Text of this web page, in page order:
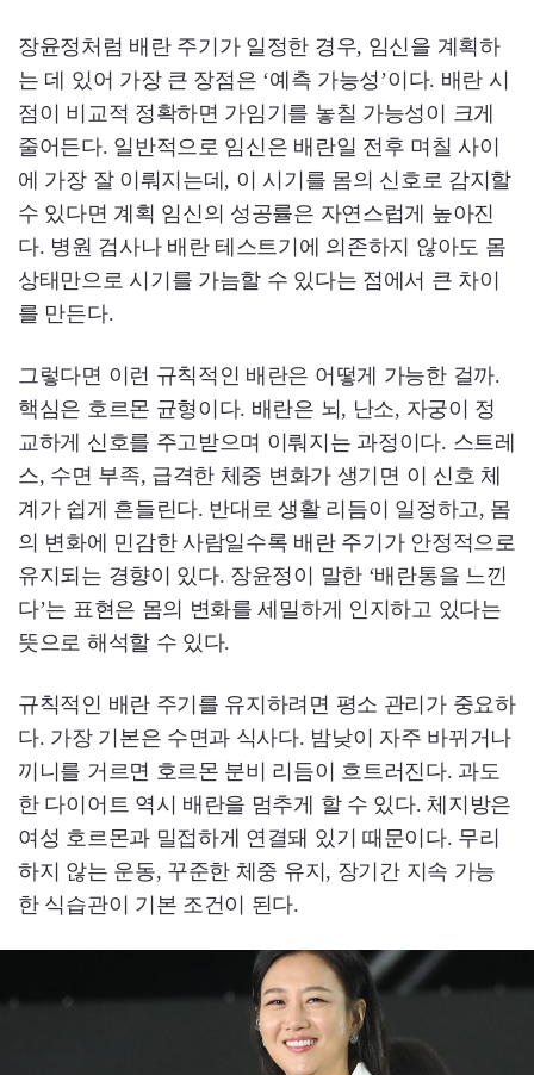
장윤정처럼 배란 주기가 일정한 경우, 임신을 계획하
는 데 있어 가장 큰 장점은 ‘예측 가능성’이다. 배란 시
점이 비교적 정확하면 가임기를 놓칠 가능성이 크게
줄어든다. 일반적으로 임신은 배란일 전후 며칠 사이
에 가장 잘 이뤄지는데, 이 시기를 몸의 신호로 감지할
수 있다면 계획 임신의 성공률은 자연스럽게 높아진
다. 병원 검사나 배란 테스트기에 의존하지 않아도 몸
상태만으로 시기를 가늠할 수 있다는 점에서 큰 차이
를 만든다.
그렇다면 이런 규칙적인 배란은 어떻게 가능한 걸까.
핵심은 호르몬 균형이다. 배란은 뇌, 난소, 자궁이 정
교하게 신호를 주고받으며 이뤄지는 과정이다. 스트레
스, 수면 부족, 급격한 체중 변화가 생기면 이 신호 체
계가 쉽게 흔들린다. 반대로 생활 리듬이 일정하고, 몸
의 변화에 민감한 사람일수록 배란 주기가 안정적으로
유지되는 경향이 있다. 장윤정이 말한 ‘배란통을 느낀
다’는 표현은 몸의 변화를 세밀하게 인지하고 있다는
뜻으로 해석할 수 있다.
규칙적인 배란 주기를 유지하려면 평소 관리가 중요하
다. 가장 기본은 수면과 식사다. 밤낮이 자주 바뀌거나
끼니를 거르면 호르몬 분비 리듬이 흐트러진다. 과도
한 다이어트 역시 배란을 멈추게 할 수 있다. 체지방은
여성 호르몬과 밀접하게 연결돼 있기 때문이다. 무리
하지 않는 운동, 꾸준한 체중 유지, 장기간 지속 가능
한 식습관이 기본 조건이 된다.